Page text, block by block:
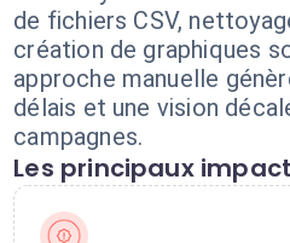
de fichiers CSV,
création de graphiques
approche manuelle
délais et une vision
campagnes.
Les principaux